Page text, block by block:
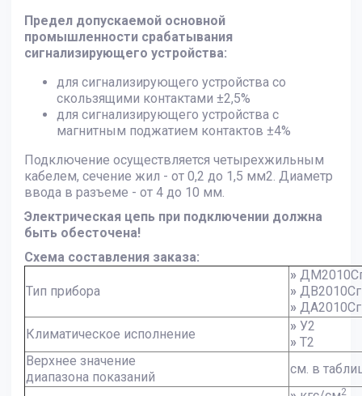
Предел допускаемой основной
промышленности срабатывания
сигнализирующего устройства:
для сигнализирующего устройства со
скользящими контактами ±2,5%
для сигнализирующего устройства с
магнитным поджатием контактов ±4%
Подключение осуществляется четырехжильным
кабелем, сечение жил - от 0,2 до 1,5 мм2. Диаметр
ввода в разъеме - от 4 до 10 мм.
Электрическая цепь при подключении должна
быть обесточена!
Схема составления заказа:
Тип прибора
»
» ДВ2010Сг
»
Климатическое исполнение
» У2
» Т2
Верхнее значение
диапазона показаний
см. в
2